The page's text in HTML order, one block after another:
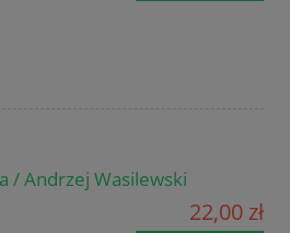
/ Andrzej Wasilewski
22,00 zł